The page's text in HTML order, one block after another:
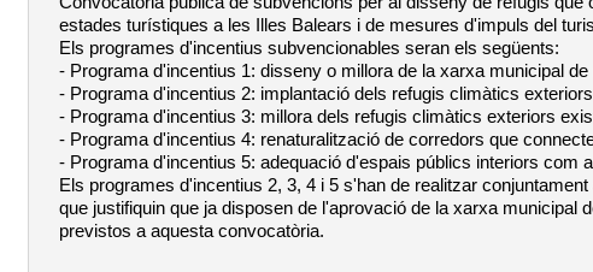
estades turístiques a les Illes Balears i de mesures d'impuls del
Els programes d'incentius subvencionables seran els següents:
- Programa d'incentius 1: disseny o millora de la xarxa municipal
- Programa d'incentius 2: implantació dels refugis climàtics
- Programa d'incentius 3: millora dels refugis climàtics exteriors
- Programa d'incentius 4: renaturalització de corredors que
- Programa d'incentius 5: adequació d'espais públics interiors com
Els programes d'incentius 2, 3, 4 i 5 s'han de realitzar
que justifiquin que ja disposen de l'aprovació de la xarxa
previstos a aquesta convocatòria.